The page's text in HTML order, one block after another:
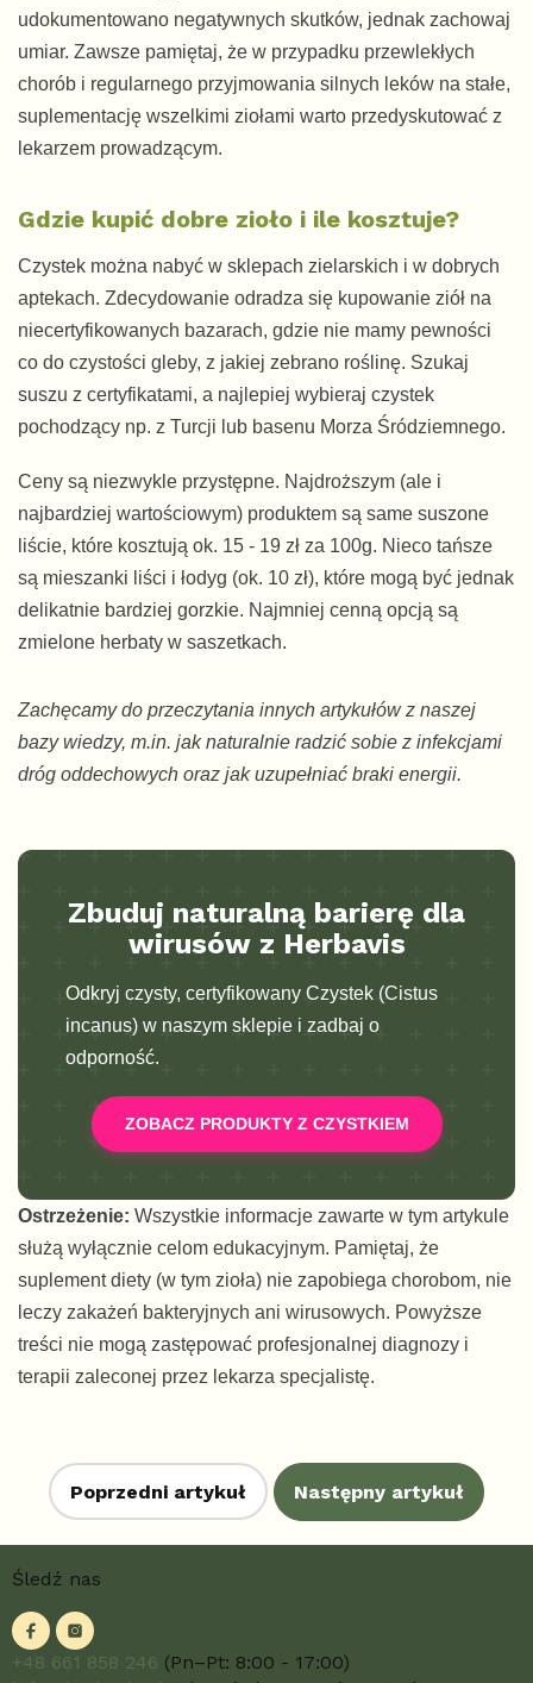
udokumentowano negatywnych skutków, jednak zachowaj
umiar. Zawsze pamiętaj, że w przypadku przewlekłych
chorób i regularnego przyjmowania silnych leków na stałe,
suplementację wszelkimi ziołami warto przedyskutować z
lekarzem prowadzącym.
Gdzie kupić dobre zioło i ile kosztuje?
Czystek można nabyć w sklepach zielarskich i w dobrych
aptekach. Zdecydowanie odradza się kupowanie ziół na
niecertyfikowanych bazarach, gdzie nie mamy pewności
co do czystości gleby, z jakiej zebrano roślinę. Szukaj
suszu z certyfikatami, a najlepiej wybieraj czystek
pochodzący np. z Turcji lub basenu Morza Śródziemnego.
Ceny są niezwykle przystępne. Najdroższym (ale i
najbardziej wartościowym) produktem są same suszone
liście, które kosztują ok. 15 - 19 zł za 100g. Nieco tańsze
są mieszanki liści i łodyg (ok. 10 zł), które mogą być jednak
delikatnie bardziej gorzkie. Najmniej cenną opcją są
zmielone herbaty w saszetkach.
Zachęcamy do przeczytania innych artykułów z naszej
bazy wiedzy, m.in. jak naturalnie radzić sobie z infekcjami
dróg oddechowych oraz jak uzupełniać braki energii.
Zbuduj naturalną barierę dla
wirusów z Herbavis
Odkryj czysty, certyfikowany Czystek (Cistus
incanus) w naszym sklepie i zadbaj o
odporność.
ZOBACZ PRODUKTY Z CZYSTKIEM
Ostrzeżenie: Wszystkie informacje zawarte w tym artykule
służą wyłącznie celom edukacyjnym. Pamiętaj, że
suplement diety (w tym zioła) nie zapobiega chorobom, nie
leczy zakażeń bakteryjnych ani wirusowych. Powyższe
treści nie mogą zastępować profesjonalnej diagnozy i
terapii zaleconej przez lekarza specjalistę.
Poprzedni artykuł Następny artykuł
p
Śledź nas
+48 661 858 246 (Pn–Pt: 8:00 - 17:00)